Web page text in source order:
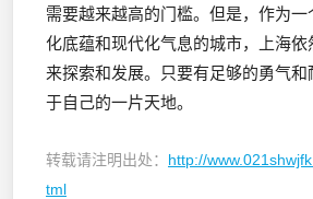
需要越来越高的门槛。但是，作为
化底蕴和现代化气息的城市，上海
来探索和发展。只要有足够的勇气和
于自己的一片天地。
转载请注明出处： http://
tml